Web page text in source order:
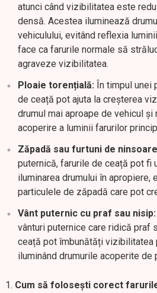
atunci când vizibilitatea este
densă. Acestea iluminează
vehiculului, evitând reflexia
face ca farurile normale să
agraveze vizibilitatea.
Ploaie torențială: În timpul unei
de ceață pot ajuta la creșterea
drumul mai aproape de vehicul și
acoperire a luminii farurilor
Zăpadă sau furtuni de
puternică, farurile de ceață pot fi
iluminarea drumului în apropiere,
particulele de zăpadă care pot
Vânt puternic cu praf sau nisip:
vânturi puternice care ridică praf
ceață pot îmbunătăți vizibilitatea
iluminând drumurile acoperite de
Cum să folosești corect